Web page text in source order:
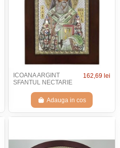
ICOANA ARGINT
SFANTUL NECTARIE
162,69 lei
Adauga in cos